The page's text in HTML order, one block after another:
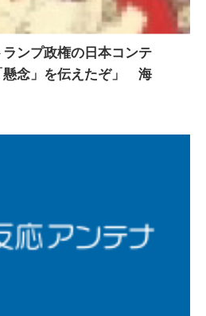
ンプ政権の日本コンテ
懸念」を伝えたぞ」 海